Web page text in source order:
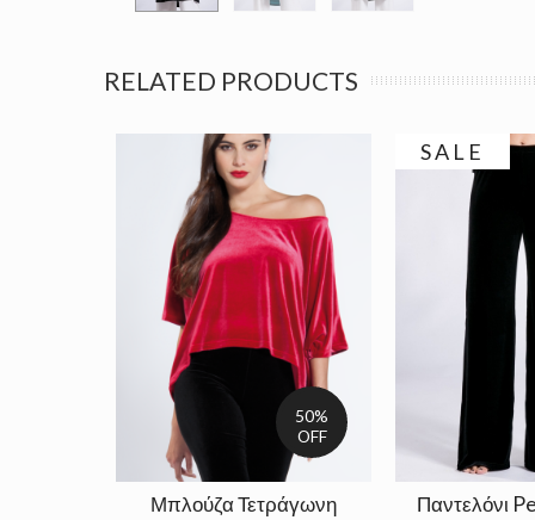
RELATED PRODUCTS
50%
OFF
Μπλούζα Τετράγωνη
SALE
Παντελόνι